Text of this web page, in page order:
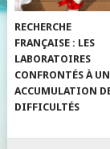
RECHERCHE
FRANÇAISE : LES
LABORATOIRES
CONFRONTÉS À
ACCUMULATION
DIFFICULTÉS